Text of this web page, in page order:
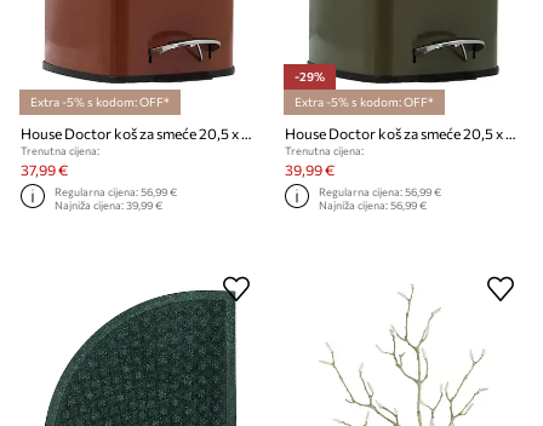
Extra -5% s kodom: OFF*
House Doctor koš za smeće 20,5 x 27,5 x 29,5 cm
Trenutna cijena:
37,99 €
Regularna cijena:56,99 €
Najniža cijena:39,99 €
-29%
Extra -5% s kodom: OFF*
House Doctor koš za smeće 20,5 x 27,5 x 29,5 cm
Trenutna cijena:
39,99 €
Regularna cijena:56,99 €
Najniža cijena:56,99 €